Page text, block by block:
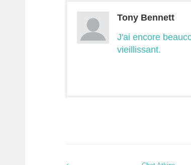
Tony Bennett
J'ai encore
vieillissant.